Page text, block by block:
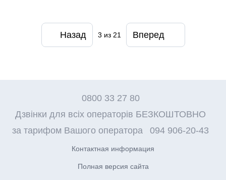
Назад 3 из 21 Вперед
0800 33 27 80
Дзвінки для всіх операторів БЕЗКОШТОВНО
за тарифом Вашого оператора
094 906-20-43
Контактная информация
Полная версия сайта